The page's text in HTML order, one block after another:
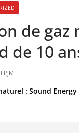
de gaz
de 10
LPJM
: Sound Energy